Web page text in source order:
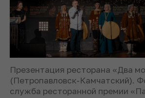
Презентация ресторана «Два
(Петропавловск-Камчатский).
служба ресторанной премии